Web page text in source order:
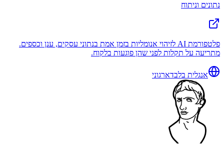
נתונים וניתוח
פלטפורמת AI לזיהוי אנומליות בזמן אמת בנתוני עסקים, ענן וכספים.
מתריעה על תקלות לפני שהן פוגעות בלקוח.
אנגלית בלבדארגוני